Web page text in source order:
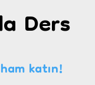
Ders
katın!